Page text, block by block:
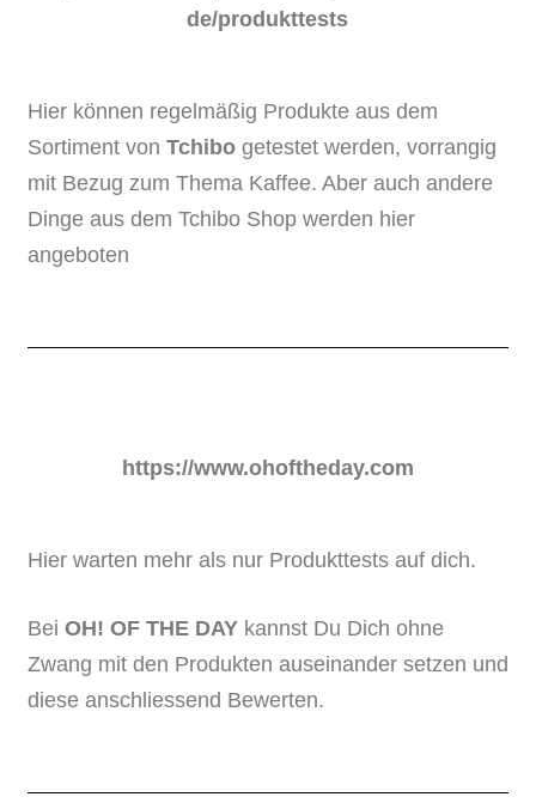
de/produkttests
Hier können regelmäßig Produkte aus dem
Sortiment von Tchibo getestet werden, vorrangig
mit Bezug zum Thema Kaffee. Aber auch andere
Dinge aus dem Tchibo Shop werden hier
angeboten
https://www.ohoftheday.com
Hier warten mehr als nur Produkttests auf dich.
Bei OH! OF THE DAYkannst Du Dich ohne
Zwang mit den Produkten auseinander setzen und
diese anschliessend Bewerten.